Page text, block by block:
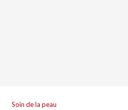
Soin de la peau